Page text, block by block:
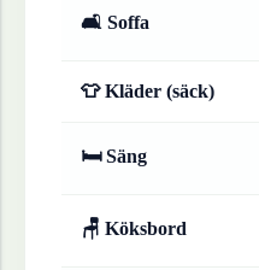
🛋 Soffa
👕 Kläder (säck)
🛏 Säng
🪑 Köksbord